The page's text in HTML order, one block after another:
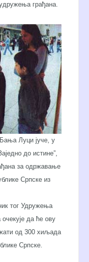
грађана.
Луци јуче, у
до истине”,
за одржавање
Српске из
тог Удружења
да ће ову
од 300 хиљада
Српске.